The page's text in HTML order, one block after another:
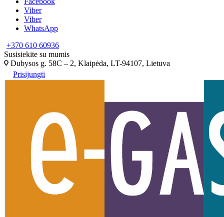
Viber
Viber
WhatsApp
+370 610 60936
Susisiekite su mumis
Dubysos g. 58C – 2, Klaipėda, LT-94107, Lietuva
Prisijungti